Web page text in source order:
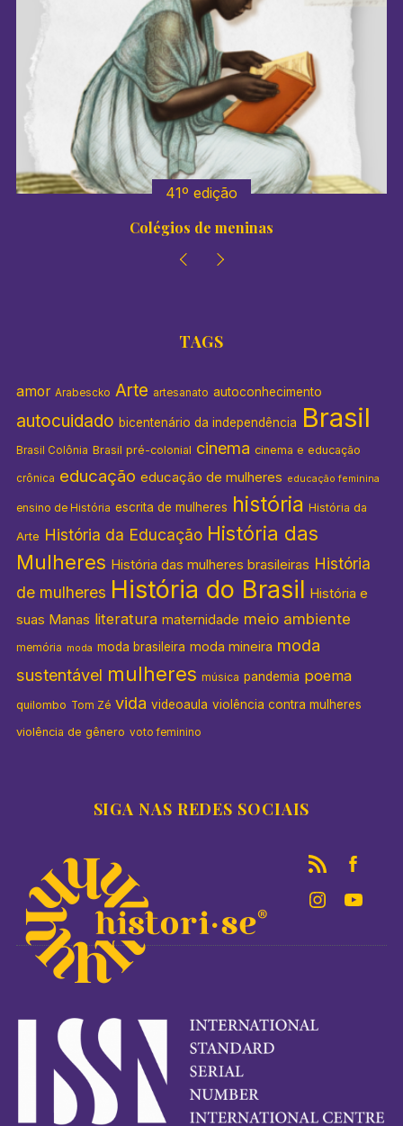
41º edição
Colégios de meninas
TAGS
amor Arabescko Arte artesanato autoconhecimento
autocuidado bicentenário da independência Brasil
Brasil Colônia Brasil pré-colonial cinema cinema e educação
crônica educação educação de mulheres educação feminina
ensino de História escrita de mulheres história História da
Arte História da Educação História das
Mulheres História das mulheres brasileiras História
de mulheres História do Brasil História e
suas Manas literatura maternidade meio ambiente
memória moda moda brasileira moda mineira moda
sustentável mulheres música pandemia poema
quilombo Tom Zé vida videoaula violência contra mulheres
violência de gênero voto feminino
SIGA NAS REDES SOCIAIS